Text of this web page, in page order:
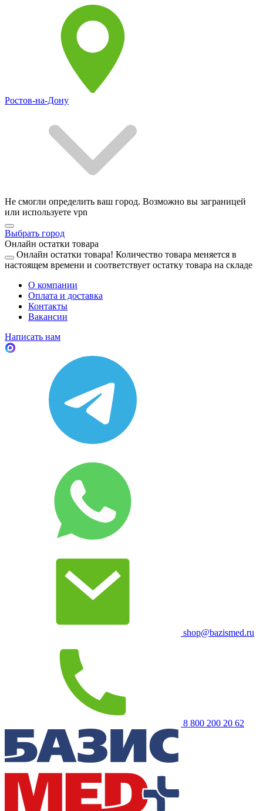
Ростов-на-Дону
Не смогли определить ваш город. Возможно вы заграницей
или используете vpn
Выбрать город
Онлайн остатки товара
Онлайн остатки товара! Количество товара меняется в
настоящем времени и соответствует остатку товара на складе
О компании
Оплата и доставка
Контакты
Вакансии
Написать нам
shop@bazismed.ru
8 800 200 20 62